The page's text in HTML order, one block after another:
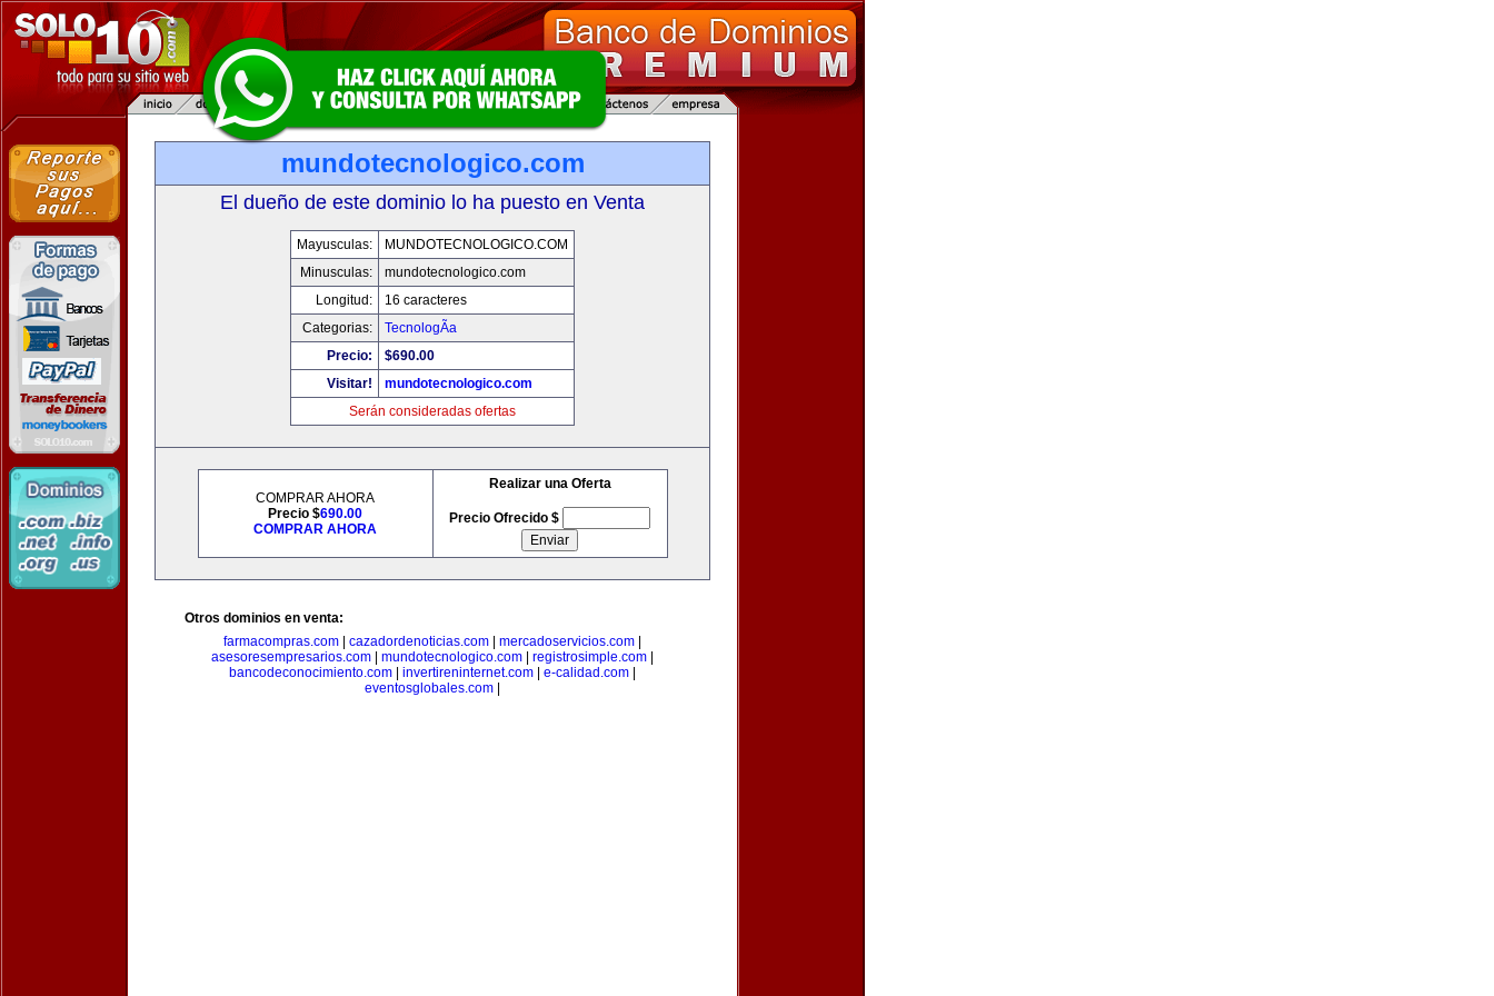
mundotecnologico.com
El dueño de este dominio lo ha puesto en Venta
Mayusculas:
MUNDOTECNOLOGICO.COM
Minusculas:
mundotecnologico.com
Longitud:
16 caracteres
Categorias:
TecnologÃ­a
Precio:
$690.00
Visitar!
mundotecnologico.com
Serán consideradas ofertas
COMPRAR AHORA
Precio $690.00
COMPRAR AHORA
Realizar una Oferta
Precio Ofrecido $
Otros dominios en venta:
farmacompras.com
cazadordenoticias.com mercadoservicios.com
asesoresempresarios.com
mundotecnologico.com registrosimple.com
bancodeconocimiento.com
invertireninternet.com e-calidad.com
eventosglobales.com